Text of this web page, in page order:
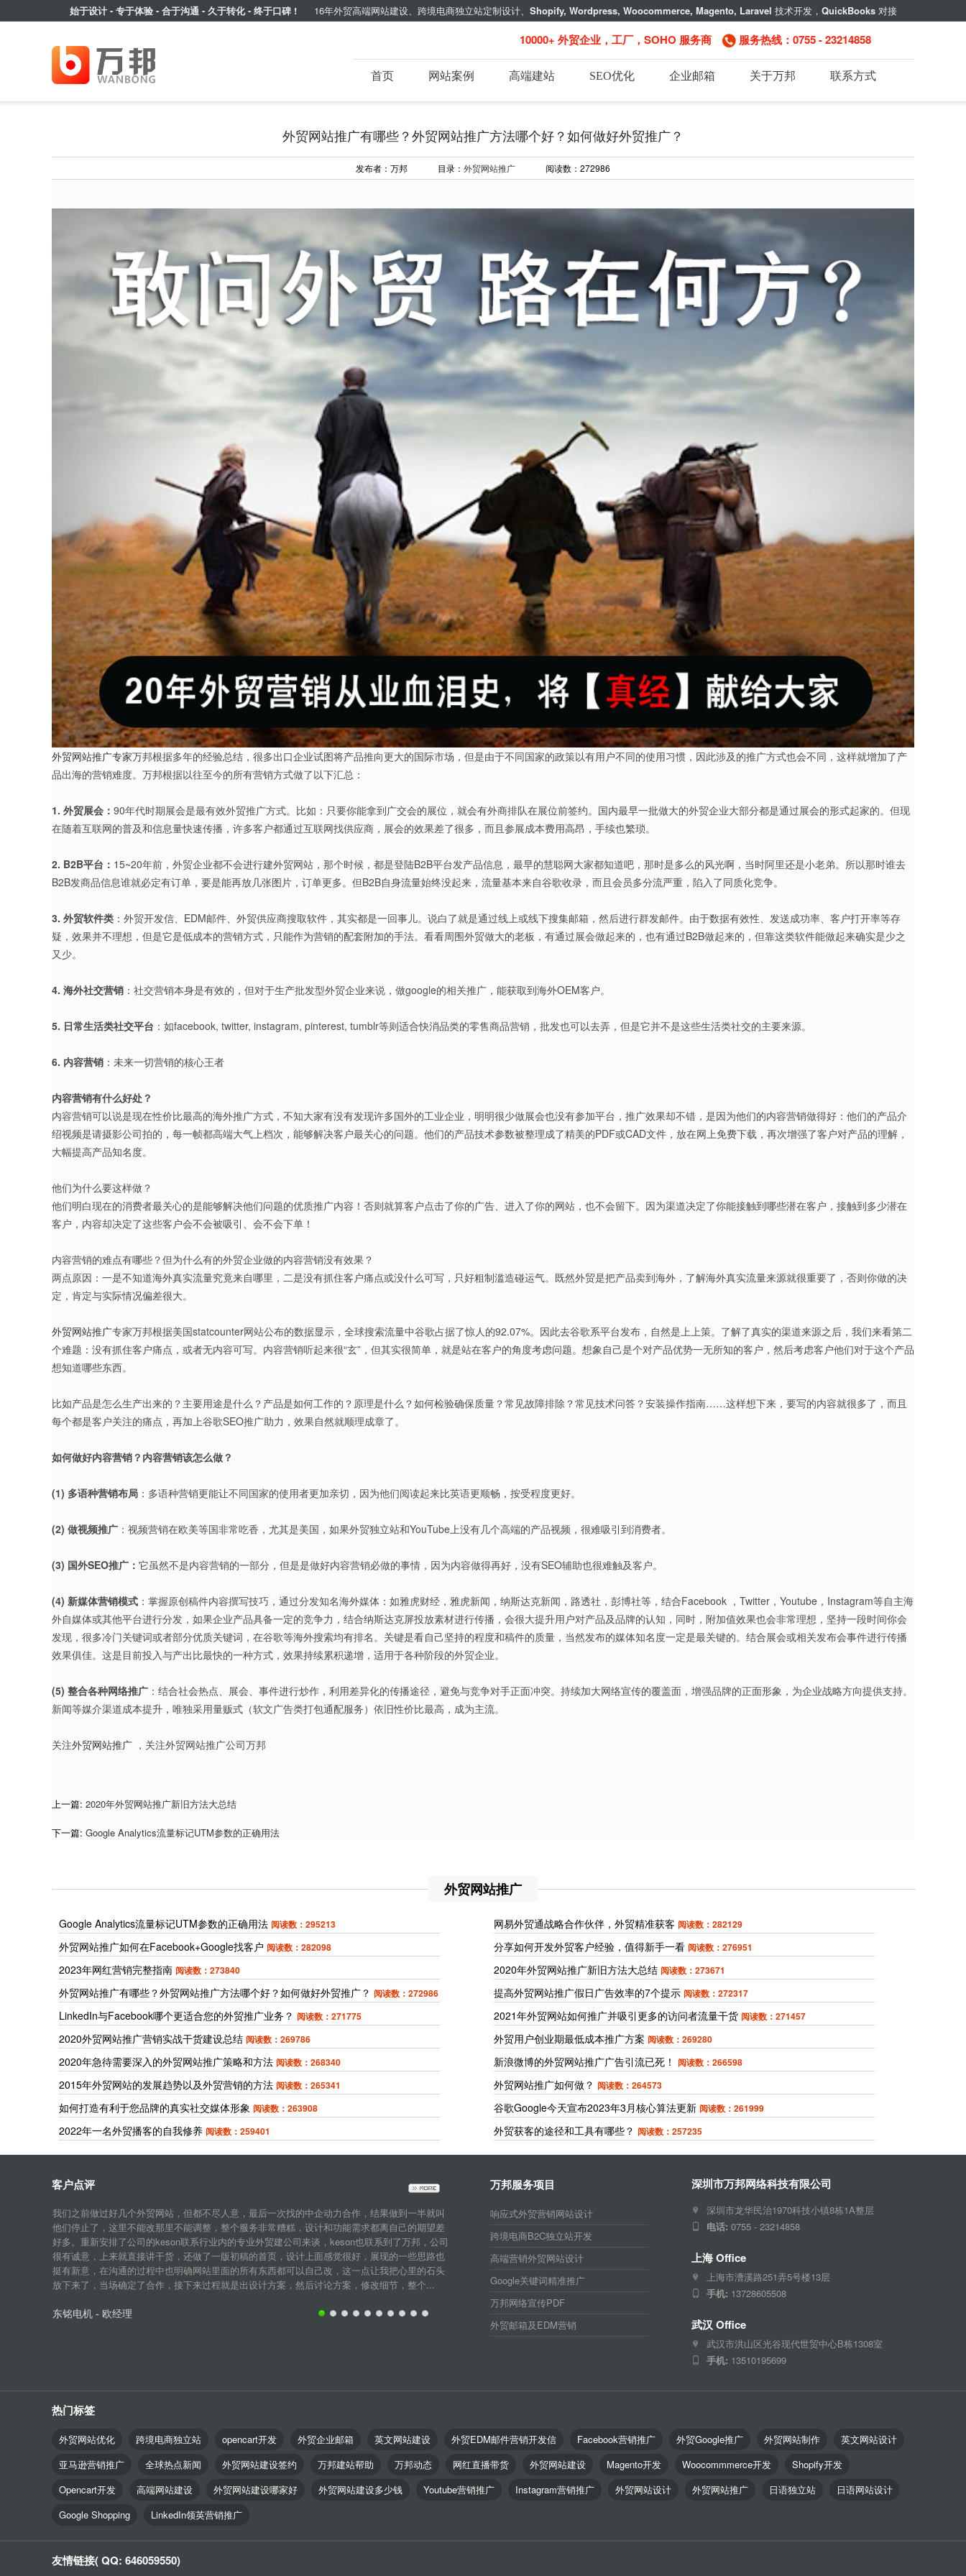
始于设计 - 专于体验 - 合于沟通 - 久于转化 - 终于口碑 !16年外贸高端网站建设、跨境电商独立站定制设计、 Shopify, Wordpress, Woocommerce, Magento, Laravel 技术开发， QuickBooks对接
10000+ 外贸企业，工厂，SOHO 服务商 服务热线：0755 - 23214858
首页 网站案例 高端建站 SEO优化 企业邮箱 关于万邦 联系方式
外贸网站推广有哪些？外贸网站推广方法哪个好？如何做好外贸推广？
发布者：万邦 目录： 外贸网站推广 阅读数：272986
外贸网站推广专家万邦根据多年的经验总结，很多出口企业试图将产品推向更大的国际市场，但是由于不同国家的政策以有用户不同的使用习惯，因此涉及的推广方式也会不同，这样就增加了产
品出海的营销难度。万邦根据以往至今的所有营销方式做了以下汇总：
1. 外贸展会： 90年代时期展会是最有效外贸推广方式。比如：只要你能拿到广交会的展位，就会有外商排队在展位前签约。国内最早一批做大的外贸企业大部分都是通过展会的形式起家的。但现
在随着互联网的普及和信息量快速传播，许多客户都通过互联网找供应商，展会的效果差了很多，而且参展成本费用高昂，手续也繁琐。
2. B2B平台： 15~20年前，外贸企业都不会进行建外贸网站，那个时候，都是登陆B2B平台发产品信息，最早的慧聪网大家都知道吧，那时是多么的风光啊，当时阿里还是小老弟。所以那时谁去
B2B发商品信息谁就必定有订单，要是能再放几张图片，订单更多。但B2B自身流量始终没起来，流量基本来自谷歌收录，而且会员多分流严重，陷入了同质化竞争。
3. 外贸软件类 ：外贸开发信、EDM邮件、外贸供应商搜取软件，其实都是一回事儿。说白了就是通过线上或线下搜集邮箱，然后进行群发邮件。由于数据有效性、发送成功率、客户打开率等存
疑，效果并不理想，但是它是低成本的营销方式，只能作为营销的配套附加的手法。看看周围外贸做大的老板，有通过展会做起来的，也有通过B2B做起来的，但靠这类软件能做起来确实是少之
又少。
4. 海外社交营销 ：社交营销本身是有效的，但对于生产批发型外贸企业来说，做google的相关推广，能获取到海外OEM客户。
5. 日常生活类社交平台 ：如facebook, twitter, instagram, pinterest, tumblr等则适合快消品类的零售商品营销，批发也可以去弄，但是它并不是这些生活类社交的主要来源。
6. 内容营销 ：未来一切营销的核心王者
内容营销有什么好处？
内容营销可以说是现在性价比最高的海外推广方式，不知大家有没有发现许多国外的工业企业，明明很少做展会也没有参加平台，推广效果却不错，是因为他们的内容营销做得好：他们的产品介
绍视频是请摄影公司拍的，每一帧都高端大气上档次，能够解决客户最关心的问题。他们的产品技术参数被整理成了精美的PDF或CAD文件，放在网上免费下载，再次增强了客户对产品的理解，
大幅提高产品知名度。
他们为什么要这样做？
他们明白现在的消费者最关心的是能够解决他们问题的优质推广内容！否则就算客户点击了你的广告、进入了你的网站，也不会留下。因为渠道决定了你能接触到哪些潜在客户，接触到多少潜在
客户，内容却决定了这些客户会不会被吸引、会不会下单！
内容营销的难点有哪些？但为什么有的外贸企业做的内容营销没有效果？
两点原因：一是不知道海外真实流量究竟来自哪里，二是没有抓住客户痛点或没什么可写，只好粗制滥造碰运气。既然外贸是把产品卖到海外，了解海外真实流量来源就很重要了，否则你做的决
定，肯定与实际情况偏差很大。
外贸网站推广专家万邦根据美国statcounter网站公布的数据显示，全球搜索流量中谷歌占据了惊人的92.07%。因此去谷歌系平台发布，自然是上上策。了解了真实的渠道来源之后，我们来看第二
个难题：没有抓住客户痛点，或者无内容可写。内容营销听起来很“玄”，但其实很简单，就是站在客户的角度考虑问题。想象自己是个对产品优势一无所知的客户，然后考虑客户他们对于这个产品
想知道哪些东西。
比如产品是怎么生产出来的？主要用途是什么？产品是如何工作的？原理是什么？如何检验确保质量？常见故障排除？常见技术问答？安装操作指南……这样想下来，要写的内容就很多了，而且
每个都是客户关注的痛点，再加上谷歌SEO推广助力，效果自然就顺理成章了。
如何做好内容营销？内容营销该怎么做？
(1) 多语种营销布局 ：多语种营销更能让不同国家的使用者更加亲切，因为他们阅读起来比英语更顺畅，按受程度更好。
(2) 做视频推广 ：视频营销在欧美等国非常吃香，尤其是美国，如果外贸独立站和YouTube上没有几个高端的产品视频，很难吸引到消费者。
(3) 国外SEO推广： 它虽然不是内容营销的一部分，但是是做好内容营销必做的事情，因为内容做得再好，没有SEO辅助也很难触及客户。
(4) 新媒体营销模式 ：掌握原创稿件内容撰写技巧，通过分发知名海外媒体：如雅虎财经，雅虎新闻，纳斯达克新闻，路透社，彭博社等，结合Facebook ，Twitter，Youtube，Instagram等自主海
外自媒体或其他平台进行分发，如果企业产品具备一定的竞争力，结合纳斯达克屏投放素材进行传播，会很大提升用户对产品及品牌的认知，同时，附加值效果也会非常理想，坚持一段时间你会
发现，很多冷门关键词或者部分优质关键词，在谷歌等海外搜索均有排名。关键是看自己坚持的程度和稿件的质量，当然发布的媒体知名度一定是最关键的。结合展会或相关发布会事件进行传播
效果俱佳。这是目前投入与产出比最快的一种方式，效果持续累积递增，适用于各种阶段的外贸企业。
(5) 整合各种网络推广 ：结合社会热点、展会、事件进行炒作，利用差异化的传播途径，避免与竞争对手正面冲突。持续加大网络宣传的覆盖面，增强品牌的正面形象，为企业战略方向提供支持。
新闻等媒介渠道成本提升，唯独采用量贩式（软文广告类打包通配服务）依旧性价比最高，成为主流。
关注外贸网站推广 ，关注外贸网站推广公司万邦
上一篇: 2020年外贸网站推广新旧方法大总结
下一篇: Google Analytics流量标记UTM参数的正确用法
外贸网站推广
Google Analytics流量标记UTM参数的正确用法 阅读数：295213 网易外贸通战略合作伙伴，外贸精准获客 阅读数：282129
外贸网站推广如何在Facebook+Google找客户 阅读数：282098 分享如何开发外贸客户经验，值得新手一看 阅读数：276951
2023年网红营销完整指南 阅读数：273840 2020年外贸网站推广新旧方法大总结 阅读数：273671
外贸网站推广有哪些？外贸网站推广方法哪个好？如何做好外贸推广？ 阅读数：272986 提高外贸网站推广假日广告效率的7个提示 阅读数：272317
LinkedIn与Facebook哪个更适合您的外贸推广业务？ 阅读数：271775 2021年外贸网站如何推广并吸引更多的访问者流量干货 阅读数：271457
2020外贸网站推广营销实战干货建设总结 阅读数：269786 外贸用户创业期最低成本推广方案 阅读数：269280
2020年急待需要深入的外贸网站推广策略和方法 阅读数：268340 新浪微博的外贸网站推广广告引流已死！ 阅读数：266598
2015年外贸网站的发展趋势以及外贸营销的方法 阅读数：265341 外贸网站推广如何做？ 阅读数：264573
如何打造有利于您品牌的真实社交媒体形象 阅读数：263908 谷歌Google今天宣布2023年3月核心算法更新 阅读数：261999
2022年一名外贸播客的自我修养 阅读数：259401 外贸获客的途径和工具有哪些？ 阅读数：257235
客户点评
我们之前做过好几个外贸网站，但都不尽人意，最后一次找的中企动力合作，结果做到一半就叫
他们停止了，这里不能改那里不能调整，整个服务非常糟糕，设计和功能需求都离自己的期望差
好多。重新安排了公司的keson联系行业内的专业外贸建公司来谈，keson也联系到了万邦，公司
很有诚意，上来就直接讲干货，还做了一版初稿的首页，设计上面感觉很好，展现的一些思路也
挺有新意，在沟通的过程中也明确网站里面的所有东西都可以自己改，这一点让我把心里的石头
放下来了，当场确定了合作，接下来过程就是出设计方案，然后讨论方案，修改细节，整个...
东铭电机 - 欧经理
万邦服务项目
响应式外贸营销网站设计
跨境电商B2C独立站开发
高端营销外贸网站设计
Google关键词精准推广
万邦网络宣传PDF
外贸邮箱及EDM营销
深圳市万邦网络科技有限公司
深圳市龙华民治1970科技小镇8栋1A整层
电话: 0755 - 23214858
上海 Office
上海市漕溪路251弄5号楼13层
手机: 13728605508
武汉 Office
武汉市洪山区光谷现代世贸中心B栋1308室
手机: 13510195699
热门标签
外贸网站优化 跨境电商独立站 opencart开发 外贸企业邮箱 英文网站建设 外贸EDM邮件营销开发信 Facebook营销推广 外贸Google推广 外贸网站制作
英文网站设计
亚马逊营销推广
全球热点新闻 外贸网站建设签约 万邦建站帮助 万邦动态 网红直播带货 外贸网站建设 Magento开发 Woocommmerce开发
Shopify开发
Opencart开发
高端网站建设 外贸网站建设哪家好 外贸网站建设多少钱 Youtube营销推广 Instagram营销推广 外贸网站设计 外贸网站推广 日语独立站
日语网站设计
Google Shopping
LinkedIn领英营销推广
友情链接( QQ: 646059550)